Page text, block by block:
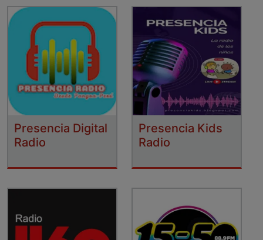
Presencia Digital
Radio
Presencia Kids
Radio